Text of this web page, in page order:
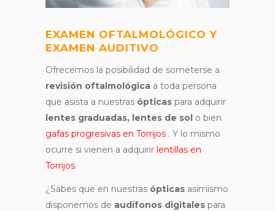
EXAMEN OFTALMOLÓGICO Y
EXAMEN AUDITIVO
Ofrecemos la posibilidad de someterse a
revisión oftalmológica a toda persona
que asista a nuestras ópticas para adquirir
lentes graduadas, lentes de sol o bien
gafas progresivas en Torrijos . Y lo mismo
ocurre si vienen a adquirir lentillas en
Torrijos.
¿Sabes que en nuestras ópticas asimismo
disponemos de audífonos digitales para